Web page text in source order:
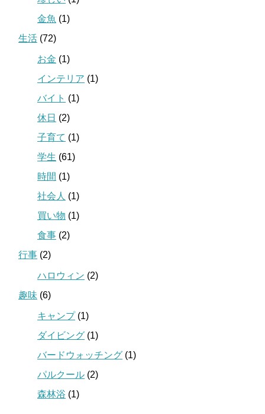
金魚 (1)
生活 (72)
お金 (1)
インテリア (1)
バイト (1)
休日 (2)
子育て (1)
学生 (61)
時間 (1)
社会人 (1)
買い物 (1)
食事 (2)
行事 (2)
ハロウィン (2)
趣味 (6)
キャンプ(1)
ダイビング (1)
バードウォッチング (1)
パルクール (2)
森林浴 (1)